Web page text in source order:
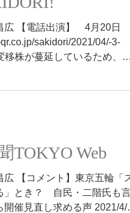
【電話出演】 4月20日
sakidori/2021/04/-3-
移株が蔓延しているため、東
TOKYO Web
【コメント】東京五輪「ス
」とき？ 自民・二階氏も言
開催見直し求める声 2021/4/